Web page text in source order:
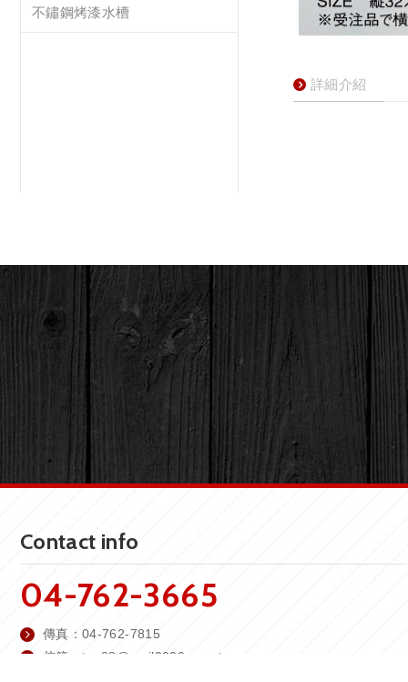
不鏽鋼烤漆水槽
詳細介紹
Contact info
04-762-3665
fa
傳真：04-762-7815
信箱： top88@mail2000.com.tw